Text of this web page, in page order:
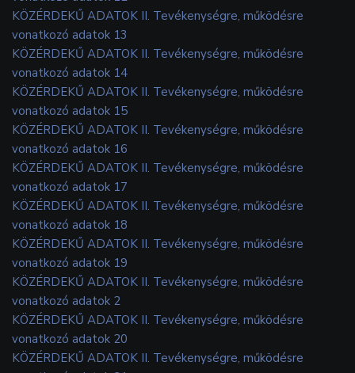
KÖZÉRDEKŰ ADATOK II. Tevékenységre, működésre
vonatkozó adatok 13
KÖZÉRDEKŰ ADATOK II. Tevékenységre, működésre
vonatkozó adatok 14
KÖZÉRDEKŰ ADATOK II. Tevékenységre, működésre
vonatkozó adatok 15
KÖZÉRDEKŰ ADATOK II. Tevékenységre, működésre
vonatkozó adatok 16
KÖZÉRDEKŰ ADATOK II. Tevékenységre, működésre
vonatkozó adatok 17
KÖZÉRDEKŰ ADATOK II. Tevékenységre, működésre
vonatkozó adatok 18
KÖZÉRDEKŰ ADATOK II. Tevékenységre, működésre
vonatkozó adatok 19
KÖZÉRDEKŰ ADATOK II. Tevékenységre, működésre
vonatkozó adatok 2
KÖZÉRDEKŰ ADATOK II. Tevékenységre, működésre
vonatkozó adatok 20
KÖZÉRDEKŰ ADATOK II. Tevékenységre, működésre